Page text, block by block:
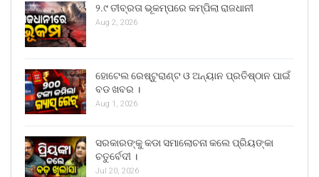
୨.୯ ତୀବ୍ରତା ଭୂକମ୍ପରେ କମ୍ପିଲା ରାଜଧାନୀ
Aug 2, 2026
ହୋଟେଲ ରେଷ୍ଟୁରାଣ୍ଟ ଓ ଅନ୍ୟାନ ପ୍ରତିଷ୍ଠାନ ପାଇଁ
ବଡ ଖବର ।
Aug 1, 2026
ସରକାରଙ୍କୁ କଡା ସମାଲୋଚନା କଲେ ପ୍ରିୟଙ୍କା
ଚତୁର୍ବେଦୀ ।
Jul 20, 2026